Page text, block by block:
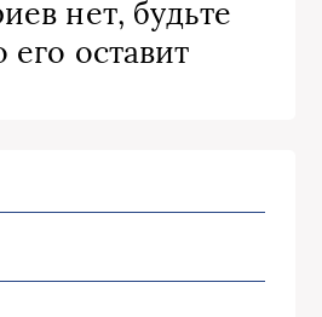
нет, будьте
оставит